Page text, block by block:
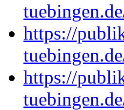
https://
https://